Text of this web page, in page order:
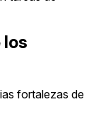
los
fortalezas de